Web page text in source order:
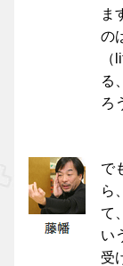
ま
の
る
ろ
で
ら
て
い
受